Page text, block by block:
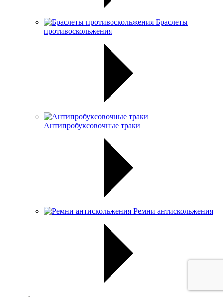
Браслеты
противоскольжения
Антипробуксовочные траки
Ремни антискольжения